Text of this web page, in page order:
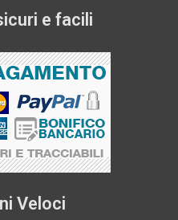
e facili
Veloci